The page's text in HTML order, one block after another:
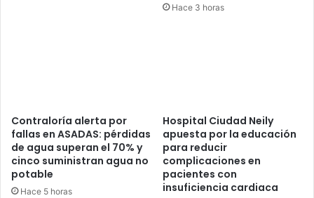
Hace 3 horas
Contraloría alerta por
fallas en ASADAS: pérdidas
de agua superan el 70% y
cinco suministran agua no
potable
Hace 5 horas
Hospital Ciudad Neily
apuesta por la educación
para reducir
complicaciones en
pacientes con
insuficiencia cardiaca